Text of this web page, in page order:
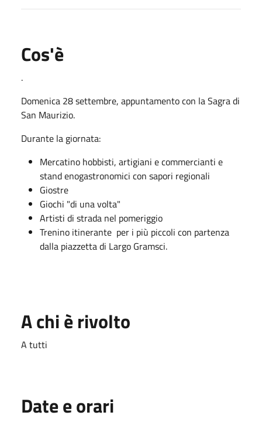
Cos'è
.
Domenica 28 settembre, appuntamento con la Sagra di
San Maurizio.
Durante la giornata:
Mercatino hobbisti, artigiani e commercianti e
stand enogastronomici con sapori regionali
Giostre
Giochi "di una volta"
Artisti di strada nel pomeriggio
Trenino itinerante per i più piccoli con partenza
dalla piazzetta di Largo Gramsci.
A chi è rivolto
A tutti
Date e orari